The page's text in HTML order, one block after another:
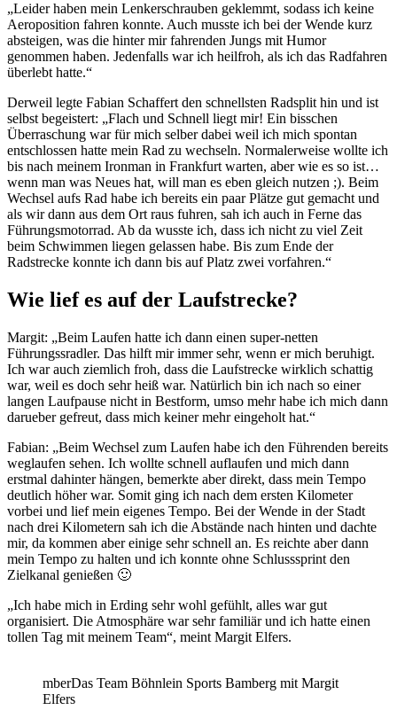
„Leider haben mein Lenkerschrauben geklemmt, sodass ich keine
Aeroposition fahren konnte. Auch musste ich bei der Wende kurz
absteigen, was die hinter mir fahrenden Jungs mit Humor
genommen haben. Jedenfalls war ich heilfroh, als ich das Radfahren
überlebt hatte.“
Derweil legte Fabian Schaffert den schnellsten Radsplit hin und ist
selbst begeistert: „Flach und Schnell liegt mir! Ein bisschen
Überraschung war für mich selber dabei weil ich mich spontan
entschlossen hatte mein Rad zu wechseln. Normalerweise wollte ich
bis nach meinem Ironman in Frankfurt warten, aber wie es so ist…
wenn man was Neues hat, will man es eben gleich nutzen ;). Beim
Wechsel aufs Rad habe ich bereits ein paar Plätze gut gemacht und
als wir dann aus dem Ort raus fuhren, sah ich auch in Ferne das
Führungsmotorrad. Ab da wusste ich, dass ich nicht zu viel Zeit
beim Schwimmen liegen gelassen habe. Bis zum Ende der
Radstrecke konnte ich dann bis auf Platz zwei vorfahren.“
Wie lief es auf der Laufstrecke?
Margit: „Beim Laufen hatte ich dann einen super-netten
Führungssradler. Das hilft mir immer sehr, wenn er mich beruhigt.
Ich war auch ziemlich froh, dass die Laufstrecke wirklich schattig
war, weil es doch sehr heiß war. Natürlich bin ich nach so einer
langen Laufpause nicht in Bestform, umso mehr habe ich mich dann
darueber gefreut, dass mich keiner mehr eingeholt hat.“
Fabian: „Beim Wechsel zum Laufen habe ich den Führenden bereits
weglaufen sehen. Ich wollte schnell auflaufen und mich dann
erstmal dahinter hängen, bemerkte aber direkt, dass mein Tempo
deutlich höher war. Somit ging ich nach dem ersten Kilometer
vorbei und lief mein eigenes Tempo. Bei der Wende in der Stadt
nach drei Kilometern sah ich die Abstände nach hinten und dachte
mir, da kommen aber einige sehr schnell an. Es reichte aber dann
mein Tempo zu halten und ich konnte ohne Schlusssprint den
Zielkanal genießen 🙂
„Ich habe mich in Erding sehr wohl gefühlt, alles war gut
organisiert. Die Atmosphäre war sehr familiär und ich hatte einen
tollen Tag mit meinem Team“, meint Margit Elfers.
mberDas Team Böhnlein Sports Bamberg mit Margit
Elfers